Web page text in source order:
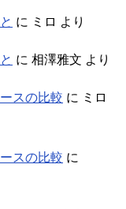
に ミロ より
に 相澤雅文 より
スの比較 に ミロ
スの比較 に